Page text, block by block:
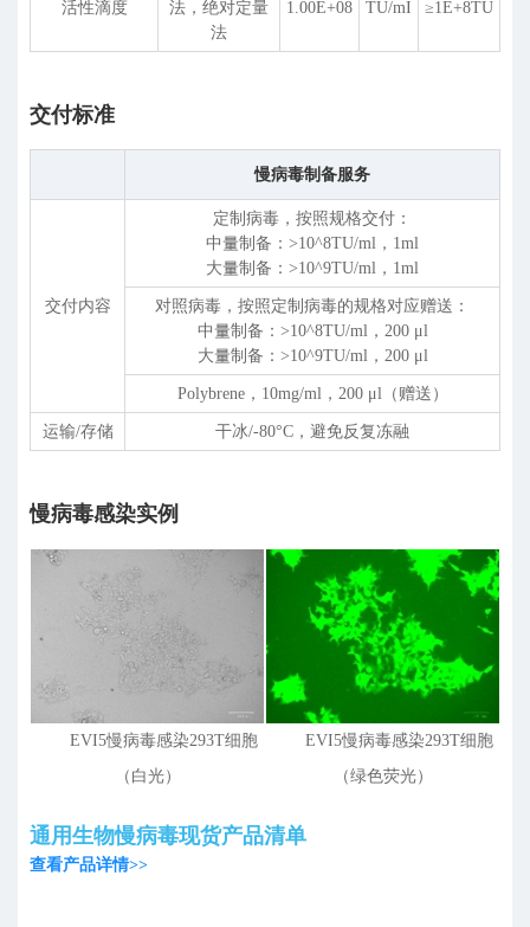
活性滴度
法，绝对定量
法
1.00E+08 TU/mI ≥1E+8TU
交付标准
慢病毒制备服务
交付内容
定制病毒，按照规格交付：
中量制备：>10^8TU/ml，1ml
⼤量制备：>10^9TU/ml，1ml
对照病毒，按照定制病毒的规格对应赠送：
中量制备：>10^8TU/ml，200 μl
⼤量制备：>10^9TU/ml，200 μl
Polybrene，10mg/ml，200 μl（赠送）
运输/存储 干冰/-80°C，避免反复冻融
慢病毒感染实例
EVI5慢病毒感染293T细胞
（白光）
EVI5慢病毒感染293T细胞
（绿色荧光）
通用生物慢病毒现货产品清单
查看产品详情>>